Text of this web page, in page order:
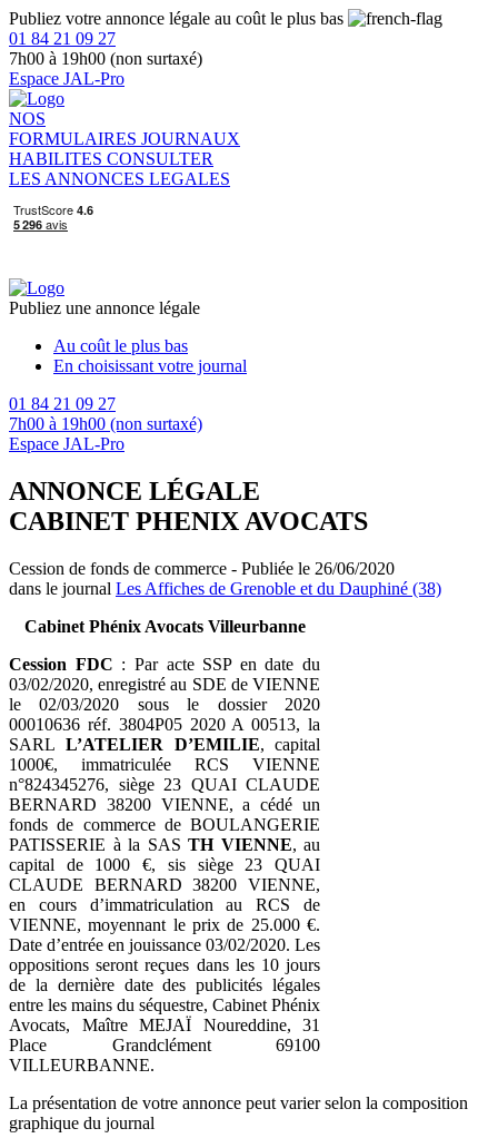
Publiez votre annonce légale au coût le plus bas
01 84 21 09 27
7h00 à 19h00 (non surtaxé)
Espace JAL-Pro
NOS
FORMULAIRES JOURNAUX
HABILITES CONSULTER
LES ANNONCES LEGALES
Publiez une annonce légale
Au coût le plus bas
En choisissant votre journal
01 84 21 09 27
7h00 à 19h00 (non surtaxé)
Espace JAL-Pro
ANNONCE LÉGALE
CABINET PHENIX AVOCATS
Cession de fonds de commerce - Publiée le 26/06/2020
dans le journal Les Affiches de Grenoble et du Dauphiné (38)
Cabinet Phénix Avocats Villeurbanne
Cession FDC : Par acte SSP en date du
03/02/2020, enregistré au SDE de VIENNE
le 02/03/2020 sous le dossier 2020
00010636 réf. 3804P05 2020 A 00513, la
SARL L’ATELIER D’EMILIE, capital
1000€, immatriculée RCS VIENNE
n°824345276, siège 23 QUAI CLAUDE
BERNARD 38200 VIENNE, a cédé un
fonds de commerce de BOULANGERIE
PATISSERIE à la SAS THVIENNE, au
capital de 1000 €, sis siège 23 QUAI
CLAUDE BERNARD 38200 VIENNE,
en cours d’immatriculation au RCS de
VIENNE, moyennant le prix de 25.000 €.
Date d’entrée en jouissance 03/02/2020. Les
oppositions seront reçues dans les 10 jours
de la dernière date des publicités légales
entre les mains du séquestre, Cabinet Phénix
Avocats, Maître MEJAÏ Noureddine, 31
Place Grandclément 69100
VILLEURBANNE.
La présentation de votre annonce peut varier selon la composition
graphique du journal